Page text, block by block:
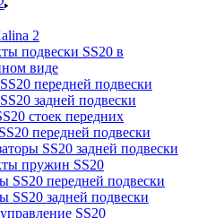
2
подвески SS20 в
виде
передней подвески
задней подвески
стоек передних
передней подвески
SS20 задней подвески
пружин SS20
SS20 передней подвески
SS20 задней подвески
SS20